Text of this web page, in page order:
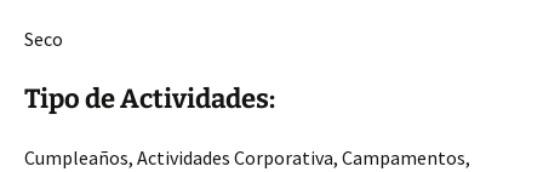
Seco
Tipo de Actividades:
Cumpleaños, Actividades Corporativa, Campamentos,